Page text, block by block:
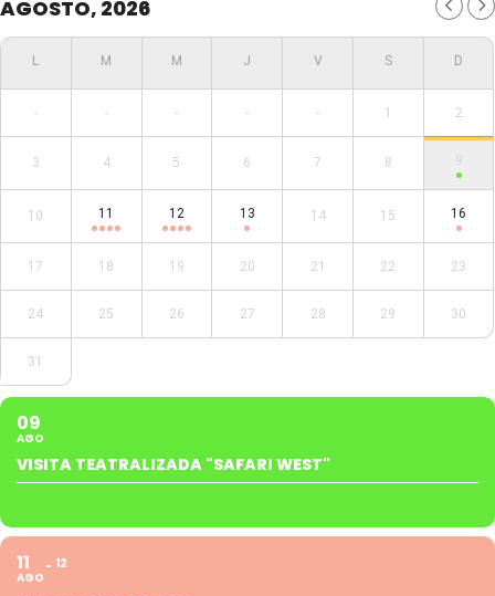
AGOSTO, 2026
- - - - - 1 2
3 4 5 6 7 8 9
10 11 12 13 14 15 16
17 18 19 20 21 22 23
24 25 26 27 28 29 30
31
09
AGO
VISITA TEATRALIZADA "SAFARI WEST"
11
AGO
12